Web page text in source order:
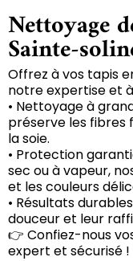
Nettoyage
Sainte-
Offrez à vos tapis
notre expertise et
• Nettoyage à
préserve les fibres
la soie.
• Protection
sec ou à vapeur,
et les couleurs
• Résultats
douceur et leur
👉 Confiez-nous
expert et sécurisé !